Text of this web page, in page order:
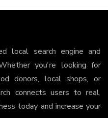
local search engine and
you're looking for
donors, local shops, or
connects users to real,
today and increase your